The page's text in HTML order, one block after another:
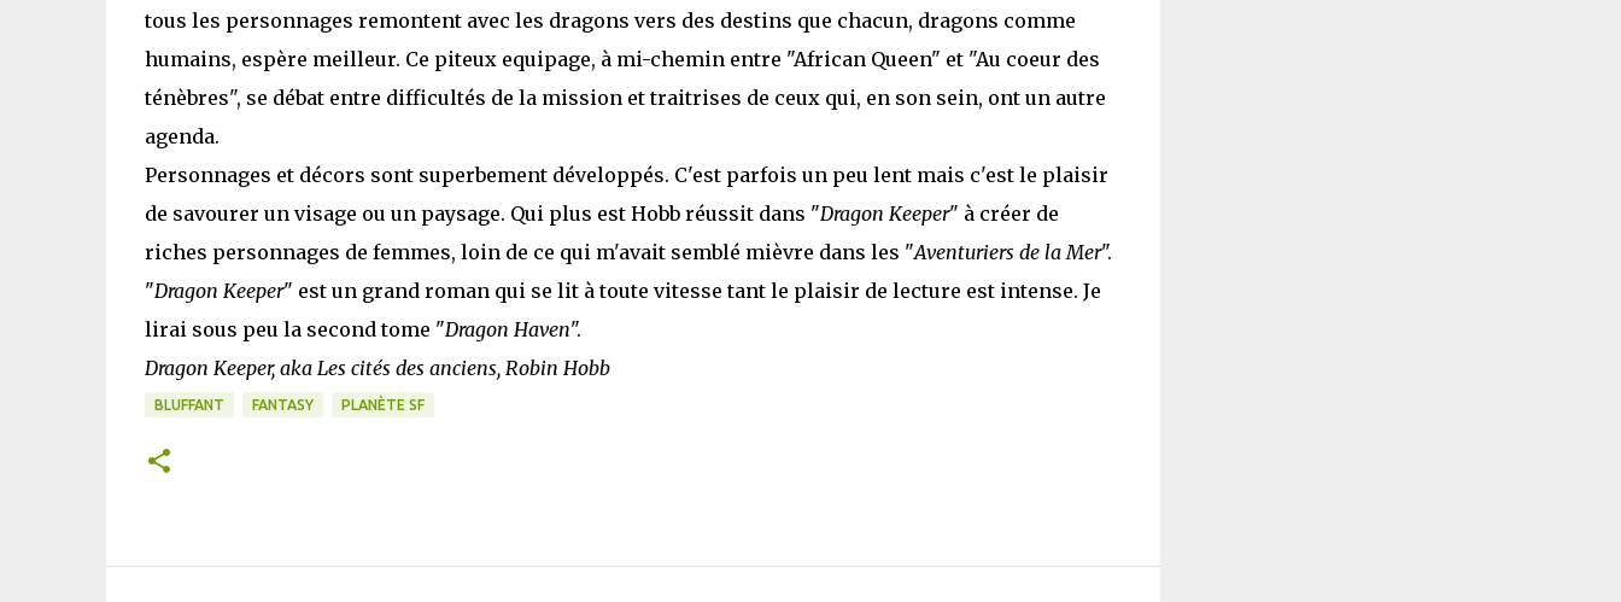
tous les personnages remontent avec les dragons vers des destins que chacun, dragons comme
humains, espère meilleur. Ce piteux equipage, à mi-chemin entre "African Queen" et "Au coeur des
ténèbres", se débat entre difficultés de la mission et traitrises de ceux qui, en son sein, ont un autre
agenda.
Personnages et décors sont superbement développés. C'est parfois un peu lent mais c'est le plaisir
de savourer un visage ou un paysage. Qui plus est Hobb réussit dans "Dragon Keeper" à créer de
riches personnages de femmes, loin de ce qui m'avait semblé mièvre dans les "Aventuriers de la Mer".
"Dragon Keeper" est un grand roman qui se lit à toute vitesse tant le plaisir de lecture est intense. Je
lirai sous peu la second tome "Dragon Haven".
Dragon Keeper, aka Les cités des anciens, Robin Hobb
BLUFFANT FANTASY PLANÈTE SF